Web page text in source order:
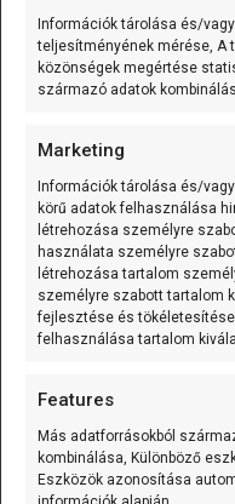
Információk tárolása és/
teljesítményének mérése, A
közönségek megértése
származó adatok
Marketing
Információk tárolása és/
körű adatok felhasználása
létrehozása személyre
használata személyre
létrehozása tartalom
személyre szabott tartalom
fejlesztése és
felhasználása tartalom
Features
Más adatforrásokból
kombinálása, Különböző
Eszközök azonosítása
Mozgásérzékelős MP3
A
(Waytronic -
K-típusú szerelt
A K-típusú
variálható
amely[...]
A K-típusú
variálható
amely[...]